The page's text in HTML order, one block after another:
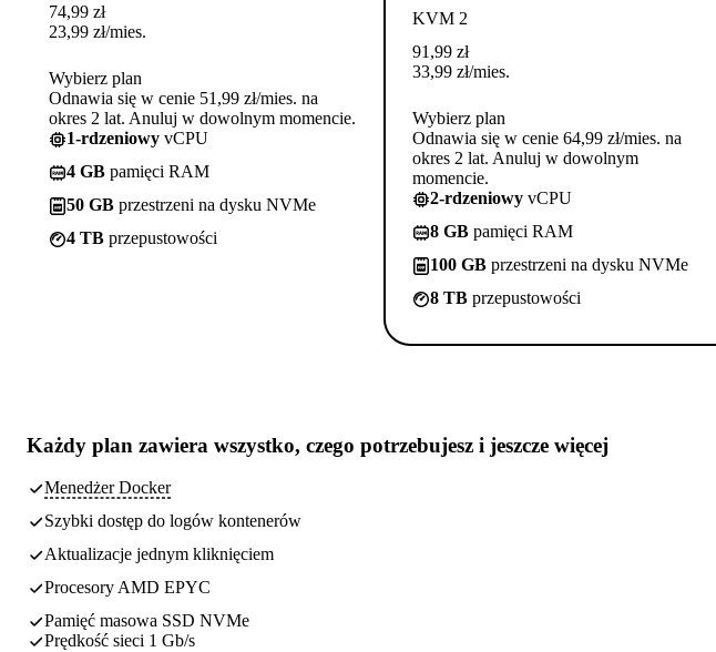
74,99 zł
23,99 zł/mies.
Wybierz plan
Odnawia się w cenie 51,99 zł/mies. na
okres 2 lat. Anuluj w dowolnym momencie.
1-rdzeniowy vCPU
4 GB pamięci RAM
50 GB przestrzeni na dysku NVMe
4 TB przepustowości
KVM 2
91,99 zł
33,99 zł/mies.
Wybierz plan
Odnawia się w cenie 64,99 zł/mies. na
okres 2 lat. Anuluj w dowolnym
momencie.
2-rdzeniowy vCPU
8 GB pamięci RAM
100 GB przestrzeni na dysku NVMe
8 TB przepustowości
Każdy plan zawiera wszystko, czego potrzebujesz i jeszcze więcej
Menedżer Docker
Szybki dostęp do logów kontenerów
Aktualizacje jednym kliknięciem
Procesory AMD EPYC
Pamięć masowa SSD NVMe
Prędkość sieci 1 Gb/s